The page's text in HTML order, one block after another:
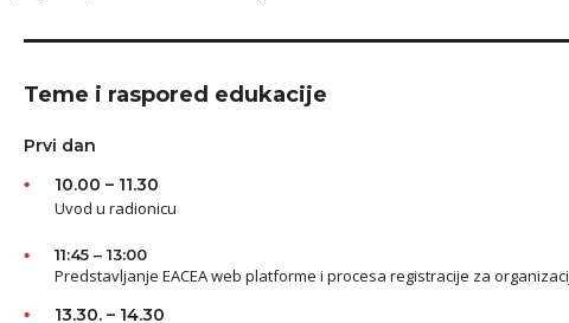
Teme i raspored edukacije
Prvi dan
10.00 – 11.30
Uvod u radionicu
11:45 – 13:00
Predstavljanje EACEA web platforme i procesa registracije za
13.30. – 14.30